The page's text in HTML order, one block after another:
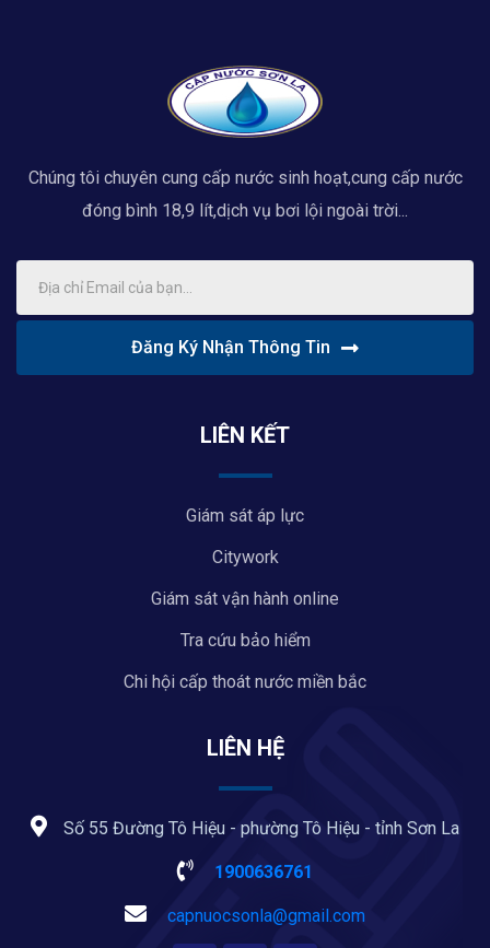
Chúng tôi chuyên cung cấp nước sinh hoạt,cung cấp nước
đóng bình 18,9 lít,dịch vụ bơi lội ngoài trời...
Đăng Ký Nhận Thông Tin
LIÊN KẾT
Giám sát áp lực
Citywork
Giám sát vận hành online
Tra cứu bảo hiểm
Chi hội cấp thoát nước miền bắc
LIÊN HỆ
Số 55 Đường Tô Hiệu - phường Tô Hiệu - tỉnh Sơn La
1900636761
capnuocsonla@gmail.com